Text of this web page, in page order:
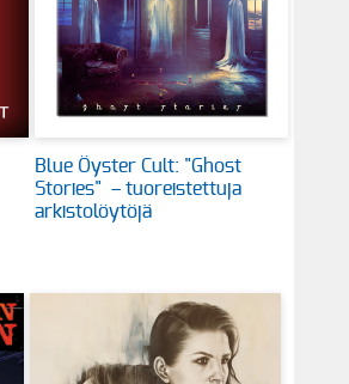
Blue Öyster Cult: "Ghost
Stories" – tuoreistettuja
arkistolöytöjä